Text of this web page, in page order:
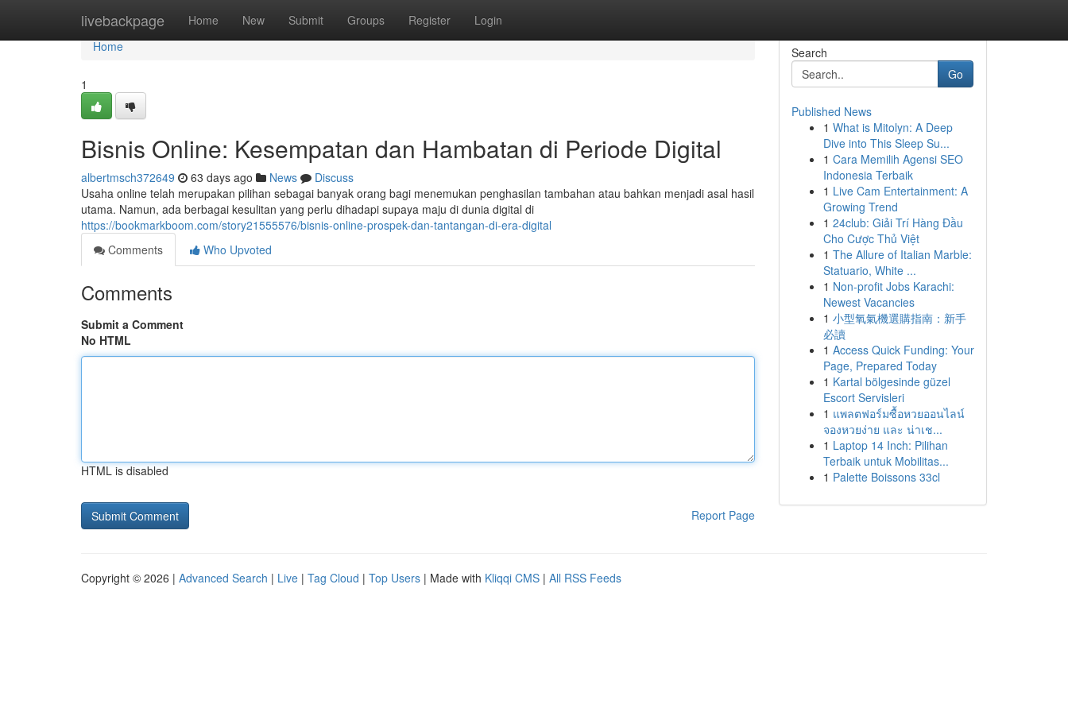
livebackpage Home New Submit Groups Register Login
Home
Home
1
Bisnis Online: Kesempatan dan Hambatan di Periode Digital
albertmsch372649 63 days ago News
Discuss
Usaha online telah merupakan pilihan sebagai banyak orang bagi menemukan penghasilan tambahan atau bahkan menjadi asal hasil
utama. Namun, ada berbagai kesulitan yang perlu dihadapi supaya maju di dunia digital di
https://bookmarkboom.com/story21555576/bisnis-online-prospek-dan-tantangan-di-era-digital
Comments
Who Upvoted
Comments
Submit a Comment
No HTML
HTML is disabled
Report Page
Search
Go
Published News
1 What is Mitolyn: A Deep
Dive into This Sleep Su...
1 Cara Memilih Agensi SEO
Indonesia Terbaik
1 Live Cam Entertainment: A
Growing Trend
1 24club: Giải Trí Hàng Đầu
Cho Cược Thủ Việt
1 The Allure of Italian Marble:
Statuario, White ...
1 Non-profit Jobs Karachi:
Newest Vacancies
1 小型氧氣機選購指南：新手
必讀
1 Access Quick Funding: Your
Page, Prepared Today
1 Kartal bölgesinde güzel
Escort Servisleri
1 แพลตฟอร์มซื้อหวยออนไลน์
จองหวยง่าย และ น่าเช...
1 Laptop 14 Inch: Pilihan
Terbaik untuk Mobilitas...
1 Palette Boissons 33cl
Copyright © 2026 | Advanced Search | Live | Tag Cloud | Top Users | Made with Kliqqi CMS | All RSS Feeds